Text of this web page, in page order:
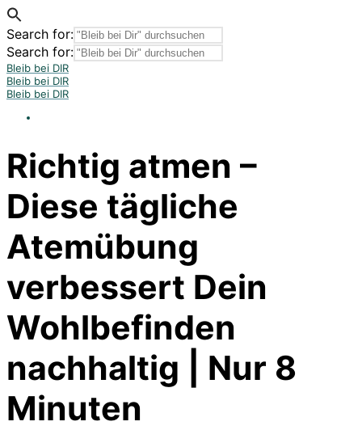
Search for:
Search for:
Bleib bei DIR
Bleib bei DIR
Bleib bei DIR
Richtig atmen –
Diese tägliche
Atemübung
verbessert Dein
Wohlbefinden
nachhaltig | Nur 8
Minuten